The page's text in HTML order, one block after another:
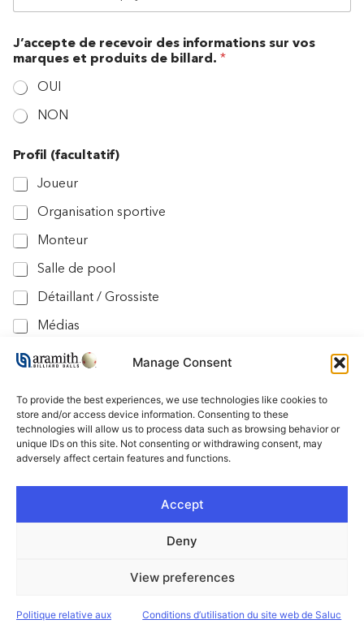
Manage Consent
To provide the best experiences, we use technologies like cookies to
store and/or access device information. Consenting to these
technologies will allow us to process data such as browsing behavior or
unique IDs on this site. Not consenting or withdrawing consent, may
adversely affect certain features and functions.
Accept
Deny
View preferences
Politique relative aux Conditions d’utilisation du site web de Saluc
i
l
a
r
d
p
u
i
t
s
J’accepte de recevoir des informations sur vos
marques et produits de billard. *
OUI
NON
Profil (facultatif)
Joueur
Organisation sportive
Monteur
Salle de pool
Détaillant / Grossiste
Médias
Nous ne partagerons pas vos informations avec des tiers.
Envoyer
FOLLOW US !
Website managed by Promatec Digital